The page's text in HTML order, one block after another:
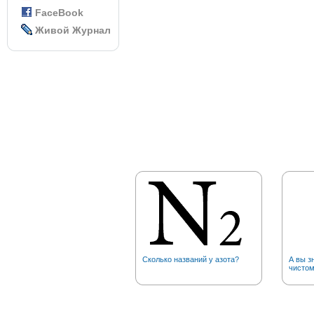
FaceBook
Живой Журнал
Сколько названий у азота?
А вы